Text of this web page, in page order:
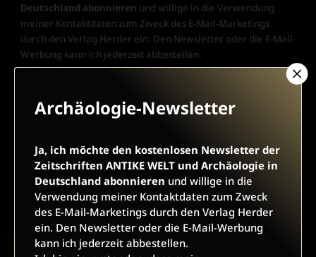
Deutschland abonnieren und willige in die Verwendung
meiner Kontaktdaten zum Zweck des E-Mail-Marketings
durch den Verlag Herder ein. Den Newsletter oder die E-Mail-
Werbung kann ich jederzeit abbestellen.
Ich bin einverstanden, dass mein personenbezogenes
Nutzungsverhalten in Newsletter und E-Mail-Werbung erfasst
und ausgewertet wird, um die Inhalte besser auf meine
Interessen auszurichten. Über einen Link in Newsletter oder
Weiterführende Informationen finden Sie in unseren
Datenschutzhinweisen.
E-Mail
Archäologie-Newsletter
Ja, ich möchte den kostenlosen Newsletter der
Zeitschriften ANTIKE WELT und Archäologie in
Deutschland abonnieren und willige in die
Verwendung meiner Kontaktdaten zum Zweck
des E-Mail-Marketings durch den Verlag Herder
ein. Den Newsletter oder die E-Mail-Werbung
kann ich jederzeit abbestellen.